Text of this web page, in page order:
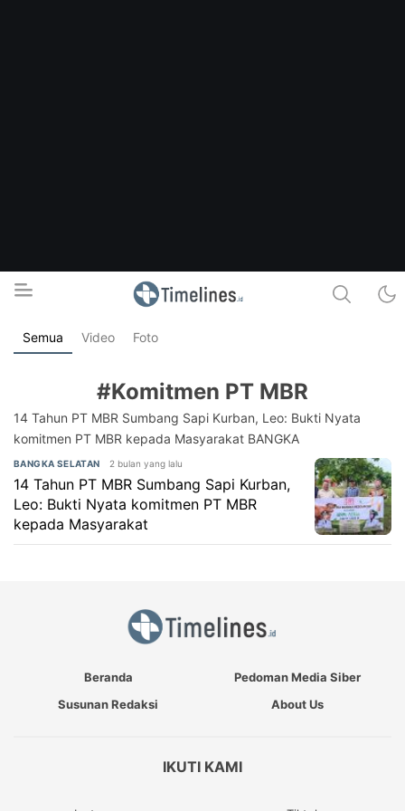
Timelines.id
Media Literasi, Sejarah & Budaya
Semua Video Foto
#Komitmen PT MBR
14 Tahun PT MBR Sumbang Sapi Kurban, Leo: Bukti Nyata
komitmen PT MBR kepada Masyarakat BANGKA
BANGKA SELATAN 2 bulan yang lalu
14 Tahun PT MBR Sumbang Sapi Kurban,
Leo: Bukti Nyata komitmen PT MBR
kepada Masyarakat
Beranda
Pedoman Media Siber
Susunan Redaksi
About Us
IKUTI KAMI